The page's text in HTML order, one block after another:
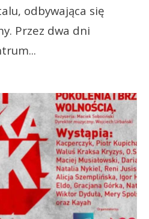
odbywająca się
Przez dwa dni
...